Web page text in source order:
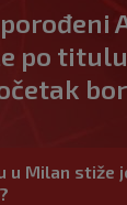
po
u Milan stiže